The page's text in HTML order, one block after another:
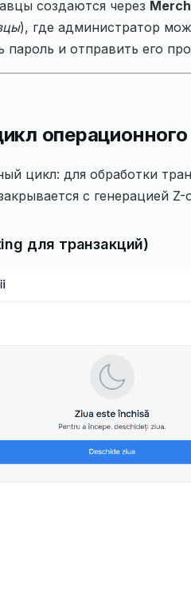
создаются через
), где администратор
пароль и отправить его
цикл: для обработки
с генерацией Z-
для транзакций)